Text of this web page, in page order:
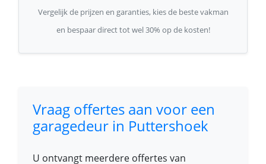
Vergelijk de prijzen en garanties, kies de beste vakman
en bespaar direct tot wel 30% op de kosten!
Vraag offertes aan voor een
garagedeur in Puttershoek
U ontvangt meerdere offertes van